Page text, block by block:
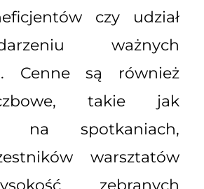
czy udział
ważnych
Cenne są również
takie jak
na spotkaniach,
warsztatów